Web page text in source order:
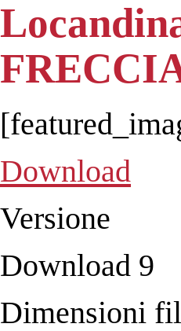
Download
Versione
Download 9
Dimensioni